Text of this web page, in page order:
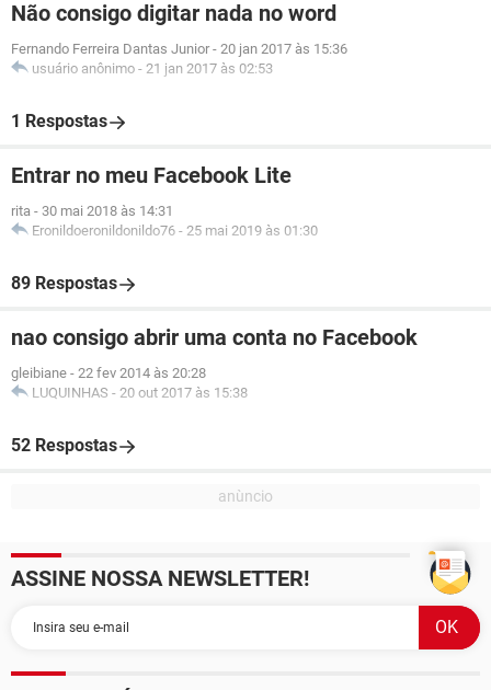
Não consigo digitar nada no word
Fernando Ferreira Dantas Junior - 20 jan 2017 às 15:36
usuário anônimo - 21 jan 2017 às 02:53
1 Respostas
Entrar no meu Facebook Lite
rita - 30 mai 2018 às 14:31
Eronildoeronildonildo76 - 25 mai 2019 às 01:30
89 Respostas
nao consigo abrir uma conta no Facebook
gleibiane - 22 fev 2014 às 20:28
LUQUINHAS - 20 out 2017 às 15:38
52 Respostas
ASSINE NOSSA NEWSLETTER!